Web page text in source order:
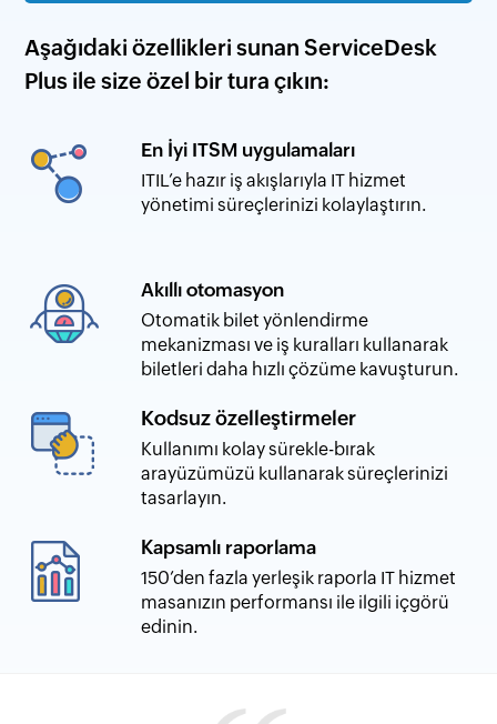
Aşağıdaki özellikleri sunan ServiceDesk
Plus ile size özel bir tura çıkın:
En İyi ITSM uygulamaları
ITIL’e hazır iş akışlarıyla IT hizmet
yönetimi süreçlerinizi kolaylaştırın.
Akıllı otomasyon
Otomatik bilet yönlendirme
mekanizması ve iş kuralları kullanarak
biletleri daha hızlı çözüme kavuşturun.
Kodsuz özelleştirmeler
Kullanımı kolay sürekle-bırak
arayüzümüzü kullanarak süreçlerinizi
tasarlayın.
Kapsamlı raporlama
150’den fazla yerleşik raporla IT hizmet
masanızın performansı ile ilgili içgörü
edinin.